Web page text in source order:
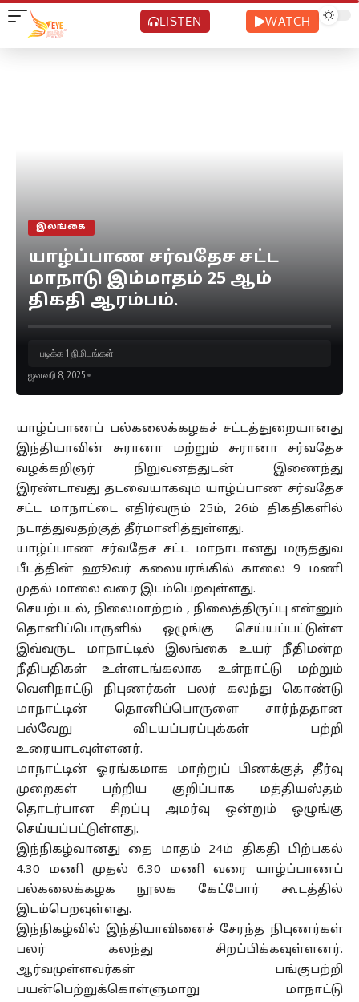
LISTEN WATCH
இலங்கை
யாழ்ப்பாண சர்வதேச சட்ட
மாநாடு இம்மாதம் 25 ஆம்
திகதி ஆரம்பம்.
ஜனவரி 8, 2025
படிக்க 1 நிமிடங்கள்
யாழ்ப்பாணப் பல்கலைக்கழகச் சட்டத்துறையானது
இந்தியாவின் சுரானா மற்றும் சுரானா சர்வதேச
வழக்கறிஞர் நிறுவனத்துடன் இணைந்து
இரண்டாவது தடவையாகவும் யாழ்ப்பாண சர்வதேச
சட்ட மாநாட்டை எதிர்வரும் 25ம், 26ம் திகதிகளில்
நடாத்துவதற்குத் தீர்மானித்துள்ளது.
யாழ்ப்பாண சர்வதேச சட்ட மாநாடானது மருத்துவ
பீடத்தின் ஹூவர் கலையரங்கில் காலை 9 மணி
முதல் மாலை வரை இடம்பெறவுள்ளது.
செயற்படல், நிலைமாற்றம் , நிலைத்திருப்பு என்னும்
தொனிப்பொருளில் ஒழுங்கு செய்யப்பட்டுள்ள
இவ்வருட மாநாட்டில் இலங்கை உயர் நீதிமன்ற
நீதிபதிகள் உள்ளடங்கலாக உள்நாட்டு மற்றும்
வெளிநாட்டு நிபுணர்கள் பலர் கலந்து கொண்டு
மாநாட்டின் தொனிப்பொருளை சார்ந்ததான
பல்வேறு விடயப்பரப்புக்கள் பற்றி
உரையாடவுள்ளனர்.
மாநாட்டின் ஓரங்கமாக மாற்றுப் பிணக்குத் தீர்வு
முறைகள் பற்றிய குறிப்பாக மத்தியஸ்தம்
தொடர்பான சிறப்பு அமர்வு ஒன்றும் ஒழுங்கு
செய்யப்பட்டுள்ளது.
இந்நிகழ்வானது தை மாதம் 24ம் திகதி பிற்பகல்
4.30 மணி முதல் 6.30 மணி வரை யாழ்ப்பாணப்
பல்கலைக்கழக நூலக கேட்போர் கூடத்தில்
இடம்பெறவுள்ளது.
இந்நிகழ்வில் இந்தியாவினைச் சேரந்த நிபுணர்கள்
பலர் கலந்து சிறப்பிக்கவுள்ளனர்.
ஆர்வமுள்ளவர்கள் பங்குபற்றி
பயன்பெற்றுக்கொள்ளுமாறு மாநாட்டு